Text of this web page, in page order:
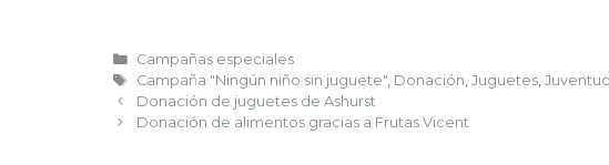
Campañas especiales
Campaña "Ningún niño sin juguete", Donación Juguetes,
Donación de juguetes de Ashurst
Donación de alimentos gracias a Frutas Vicent